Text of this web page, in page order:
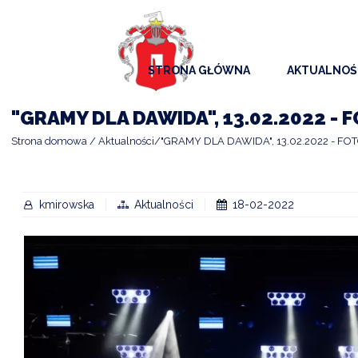
STRONA GŁÓWNA
"GRAMY DLA DAWIDA", 13.02.2022 -
Strona domowa Aktualności "GRAMY DLA DAWIDA", 13.02.2022 -
kmirowska Aktualności 18-02-2022